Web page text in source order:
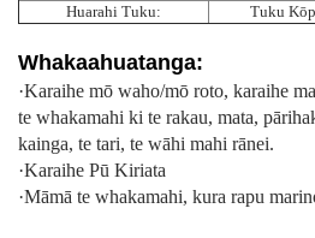
Huarahi Tuku:
Tuku
Whakaahuatanga:
·Karaihe mō waho/mō roto, karaihe
te whakamahi ki te rakau, mata,
kainga, te tari, te wāhi mahi rānei.
·Karaihe Pū Kiriata
·Māmā te whakamahi, kura rapu